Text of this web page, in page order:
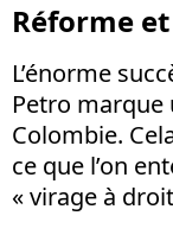
Réforme
L’énorme
Petro marque
Colombie.
ce que l’on
« virage à